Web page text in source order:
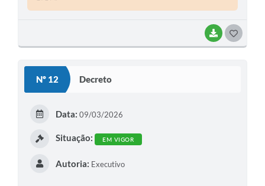
BAIXAR
Nº 12 Decreto
Data: 09/03/2026
Situação: EM VIGOR
Autoria: Executivo